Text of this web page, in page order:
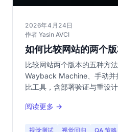
2026年4月24日
作者 Yasin AVCI
如何比较网站的两个
比较网站两个版本的五种方
Wayback Machine、手动并
比工具，含部署验证与重设
阅读更多 →
视觉测试 视觉回归 QA 策略